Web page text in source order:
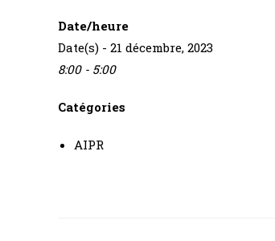
Date/heure
Date(s) - 21 décembre, 2023
8:00 - 5:00
Catégories
AIPR